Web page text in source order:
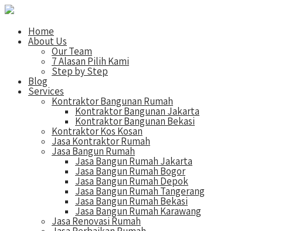
Home
About Us
Our Team
7 Alasan Pilih Kami
Step by Step
Blog
Services
Kontraktor Bangunan Rumah
Kontraktor Bangunan Jakarta
Kontraktor Bangunan Bekasi
Kontraktor Kos Kosan
Jasa Kontraktor Rumah
Jasa Bangun Rumah
Jasa Bangun Rumah Jakarta
Jasa Bangun Rumah Bogor
Jasa Bangun Rumah Depok
Jasa Bangun Rumah Tangerang
Jasa Bangun Rumah Bekasi
Jasa Bangun Rumah Karawang
Jasa Renovasi Rumah